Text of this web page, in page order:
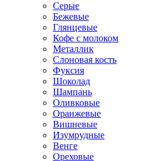
Серые
Бежевые
Глянцевые
Кофе с молоком
Металлик
Слоновая кость
Фуксия
Шоколад
Шампань
Оливковые
Оранжевые
Вишневые
Изумрудные
Венге
Ореховые